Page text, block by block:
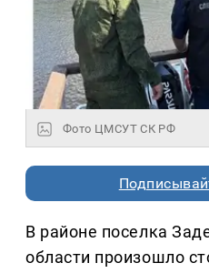
Фото ЦМСУТ СК РФ
В районе поселка
области произошло